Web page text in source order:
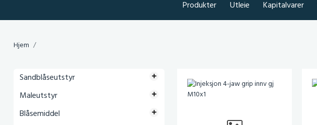
Produkter
Utleie Kapitalvarer
Hjem
Sandblåseutstyr
Maleutstyr
Blåsemiddel